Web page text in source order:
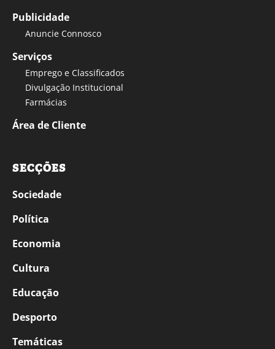
Publicidade
Anuncie Connosco
Serviços
Emprego e Classificados
Divulgação Institucional
Farmácias
Área de Cliente
SECÇÕES
Sociedade
Política
Economia
Cultura
Educação
Desporto
Temáticas